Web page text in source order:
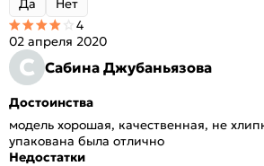
Да Нет
С Сабина Джубаньязова
02 апреля 2020
4
Достоинства
модель хорошая, качественная, не
упакована была отлично
Недостатки